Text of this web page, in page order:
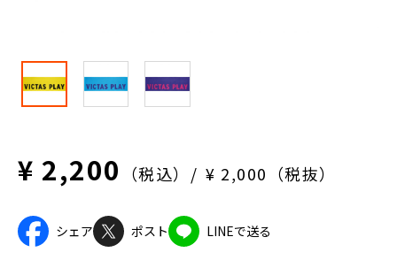
¥ 2,200 （税込） ¥ 2,000（税抜）
シェア ポスト LINEで送る